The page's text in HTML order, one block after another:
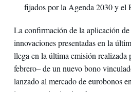
fijados por la Agenda 2030 y el
La confirmación de la aplicación de
innovaciones presentadas en la
llega en la última emisión realizada
febrero– de un nuevo bono
lanzado al mercado de eurobonos